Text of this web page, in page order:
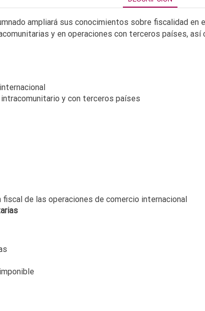
ampliará sus conocimientos sobre fiscalidad en
y en operaciones con terceros países,
y con terceros países
de las operaciones de comercio internacional